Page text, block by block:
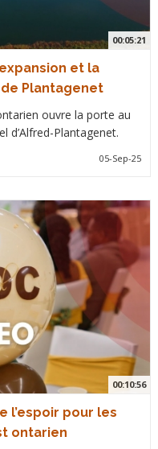
00:05:21
et la
Plantagenet
ouvre la porte au
d’Alfred-Plantagenet.
05-Sep-25
00:10:56
l’espoir pour les
ontarien